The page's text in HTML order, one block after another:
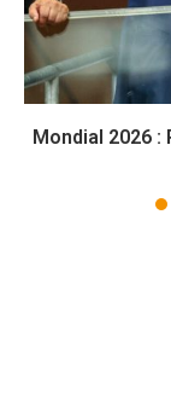
Mondial 2026